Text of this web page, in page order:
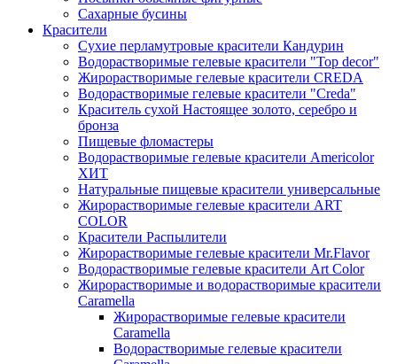
Сахарные бусины
Красители
Сухие перламутровые красители Кандурин
Водорастворимые гелевые красители "Top decor"
Жирорастворимые гелевые красители CREDA
Водорастворимые гелевые красители "Creda"
Краситель сухой Настоящее золото, серебро и
бронза
Пищевые фломастеры
Водорастворимые гелевые красители Americolor
ХИТ
Натуральные пищевые красители универсальные
Жирорастворимые гелевые красители ART
COLOR
Красители Распылители
Жирорастворимые гелевые красители Mr.Flavor
Водорастворимые гелевые красители Art Color
Жирорастворимые и водорастворимые красители
Caramella
Жирорастворимые гелевые красители
Caramella
Водорастворимые гелевые красители